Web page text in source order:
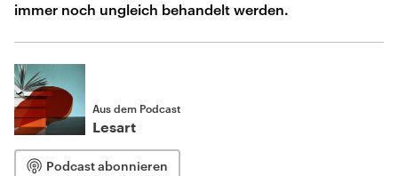
immer noch ungleich behandelt werden.
Aus dem Podcast
Lesart
Podcast abonnieren